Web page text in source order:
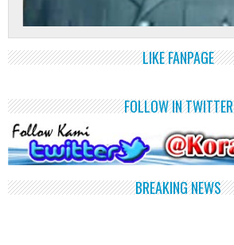
LIKE FANPAGE
FOLLOW IN TWITTER
BREAKING NEWS